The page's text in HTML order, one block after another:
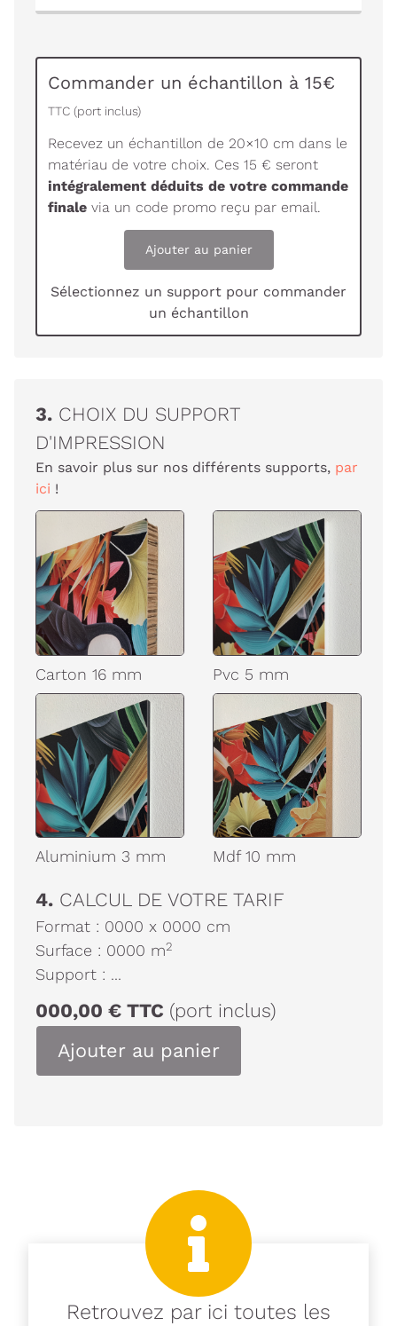
Commander un échantillon à 15€
TTC (port inclus)
Recevez un échantillon de 20×10 cm dans le
matériau de votre choix. Ces 15 € seront
intégralement déduits de votre commande
finale via un code promo reçu par email.
Ajouter au panier
Sélectionnez un support pour commander
un échantillon
3. CHOIX DU SUPPORT
D'IMPRESSION
En savoir plus sur nos différents supports, par
ici !
Carton 16 mm Pvc 5 mm
Aluminium 3 mm Mdf 10 mm
4. CALCUL DE VOTRE TARIF
Format : 0000 x 0000 cm
Surface : 0000 m2
Support : ...
000,00 € TTC (port inclus)
Ajouter au panier
Retrouvez par ici toutes les